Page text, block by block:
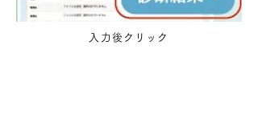
入力後クリック